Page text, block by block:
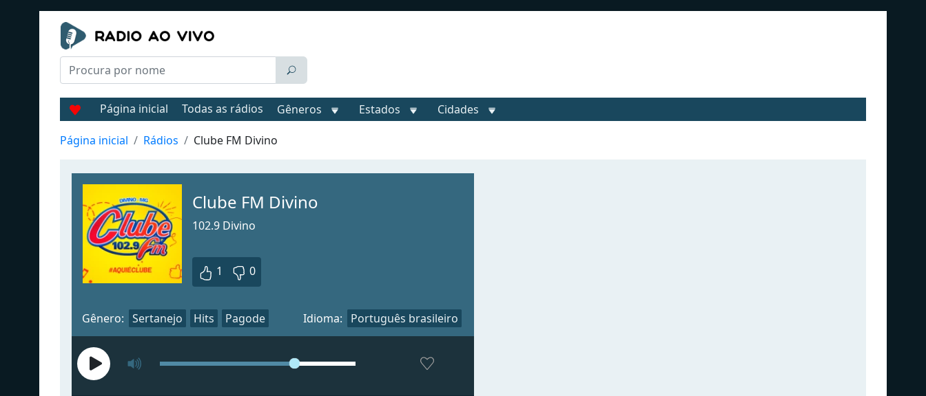
Página inicial Todas as rádios Gêneros Estados Cidades
Página inicial Rádios Clube FM Divino
Clube FM Divino
102.9 Divino
1 0
Gênero: Sertanejo Hits Pagode Idioma: Português brasileiro